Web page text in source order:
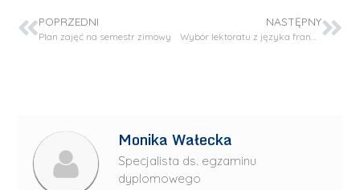
POPRZEDNI
Plan zajęć na semestr zimowy
NASTĘPNY
Wybór lektoratu z języka francuskiego
Monika Wałecka
Specjalista ds. egzaminu
dyplomowego